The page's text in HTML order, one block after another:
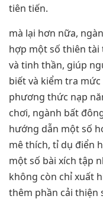
tiên tiến.
mà lại hơn nữa,
hợp một số thiên
và tinh thần, giúp
biết và kiểm tra
phương thức nạp
chơi, ngành bất
hướng dẫn một số
mê thích, tỉ dụ điển
một số bài xích tập
không còn chỉ xuất
thêm phần cải thiện